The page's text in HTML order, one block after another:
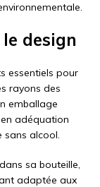
design
essentiels pour
rayons des
emballage
adéquation
sans alcool.
sa bouteille,
adaptée aux